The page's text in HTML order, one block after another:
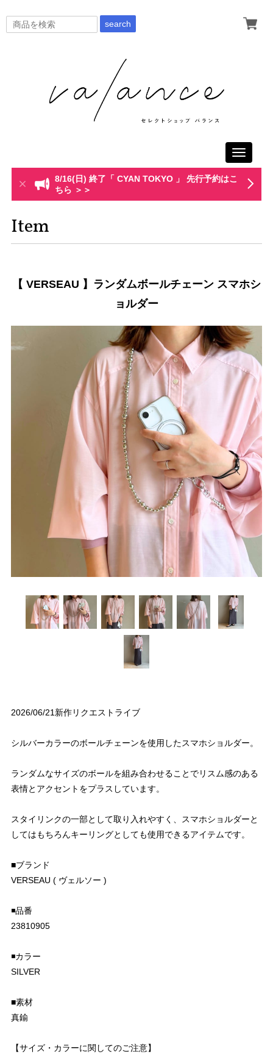
search
Toggle
8/16(日) 終了「 CYAN TOKYO 」 先行予約はこ
ちら ＞＞
Item
【 VERSEAU 】ランダムボールチェーン スマホシ
ョルダー
2026/06/21新作リクエストライブ
シルバーカラーのボールチェーンを使用したスマホショルダー。
ランダムなサイズのボールを組み合わせることでリスム感のある
表情とアクセントをプラスしています。
スタイリンクの一部として取り入れやすく、スマホショルダーと
してはもちろんキーリングとしても使用できるアイテムです。
■ブランド
VERSEAU ( ヴェルソー )
◾️品番
23810905
◾️カラー
SILVER
■素材
真鍮
【サイズ・カラーに関してのご注意】